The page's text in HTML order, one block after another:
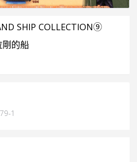
SHIP COLLECTION⑨
剛的船
1